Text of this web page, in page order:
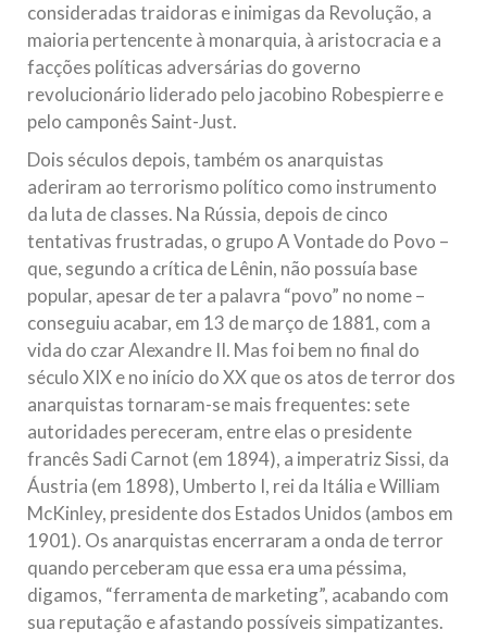
consideradas traidoras e inimigas da Revolução, a
maioria pertencente à monarquia, à aristocracia e a
facções políticas adversárias do governo
revolucionário liderado pelo jacobino Robespierre e
pelo camponês Saint-Just.
Dois séculos depois, também os anarquistas
aderiram ao terrorismo político como instrumento
da luta de classes. Na Rússia, depois de cinco
tentativas frustradas, o grupo A Vontade do Povo –
que, segundo a crítica de Lênin, não possuía base
popular, apesar de ter a palavra “povo” no nome –
conseguiu acabar, em 13 de março de 1881, com a
vida do czar Alexandre II. Mas foi bem no final do
século XIX e no início do XX que os atos de terror dos
anarquistas tornaram-se mais frequentes: sete
autoridades pereceram, entre elas o presidente
francês Sadi Carnot (em 1894), a imperatriz Sissi, da
Áustria (em 1898), Umberto I, rei da Itália e William
McKinley, presidente dos Estados Unidos (ambos em
1901). Os anarquistas encerraram a onda de terror
quando perceberam que essa era uma péssima,
digamos, “ferramenta de marketing”, acabando com
sua reputação e afastando possíveis simpatizantes.